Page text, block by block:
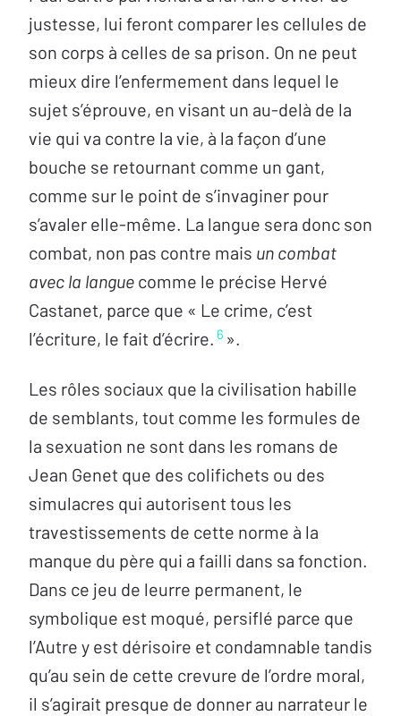
justesse, lui feront comparer les cellules de
son corps à celles de sa prison. On ne peut
mieux dire l’enfermement dans lequel le
sujet s’éprouve, en visant un au-delà de la
vie qui va contre la vie, à la façon d’une
bouche se retournant comme un gant,
comme sur le point de s’invaginer pour
s’avaler elle-même. La langue sera donc son
combat, non pas contre mais un combat
avec la langue comme le précise Hervé
Castanet, parce que « Le crime, c’est
l’écriture, le fait d’écrire. 6 ».
Les rôles sociaux que la civilisation habille
de semblants, tout comme les formules de
la sexuation ne sont dans les romans de
Jean Genet que des colifichets ou des
simulacres qui autorisent tous les
travestissements de cette norme à la
manque du père qui a failli dans sa fonction.
Dans ce jeu de leurre permanent, le
symbolique est moqué, persiflé parce que
l’Autre y est dérisoire et condamnable tandis
qu’au sein de cette crevure de l’ordre moral,
il s’agirait presque de donner au narrateur le